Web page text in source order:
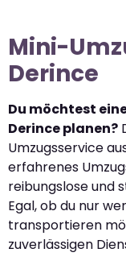
Mini-
Derince
Du möchtest
Derince planen?
Umzugsservice
erfahrenes
reibungslose und
Egal, ob du nur
transportieren
zuverlässigen